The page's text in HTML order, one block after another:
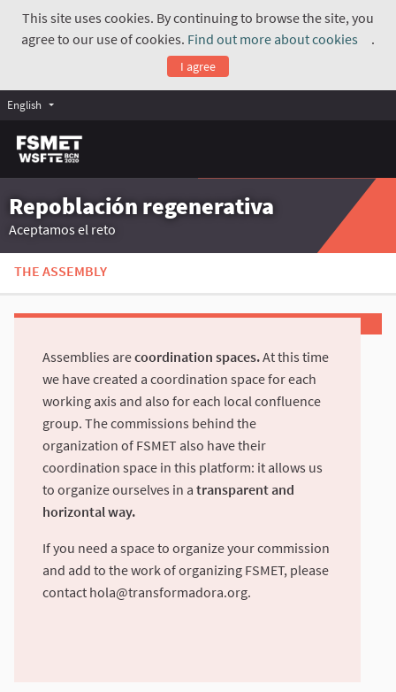
This site uses cookies. By continuing to browse the site, you
agree to our use of cookies. Find out more about cookies
.
I agree
English
Repoblación regenerativa
Aceptamos el reto
THE ASSEMBLY
Assemblies arecoordination spaces.At this time
we have created a coordination space for each
working axis and also for each local confluence
group. The commissions behind the
organization of FSMET also have their
coordination space in this platform: it allows us
to organize ourselves in a transparent and
horizontal way.
If you need a space to organize your commission
and add to the work of organizing FSMET, please
contact hola@transformadora.org.